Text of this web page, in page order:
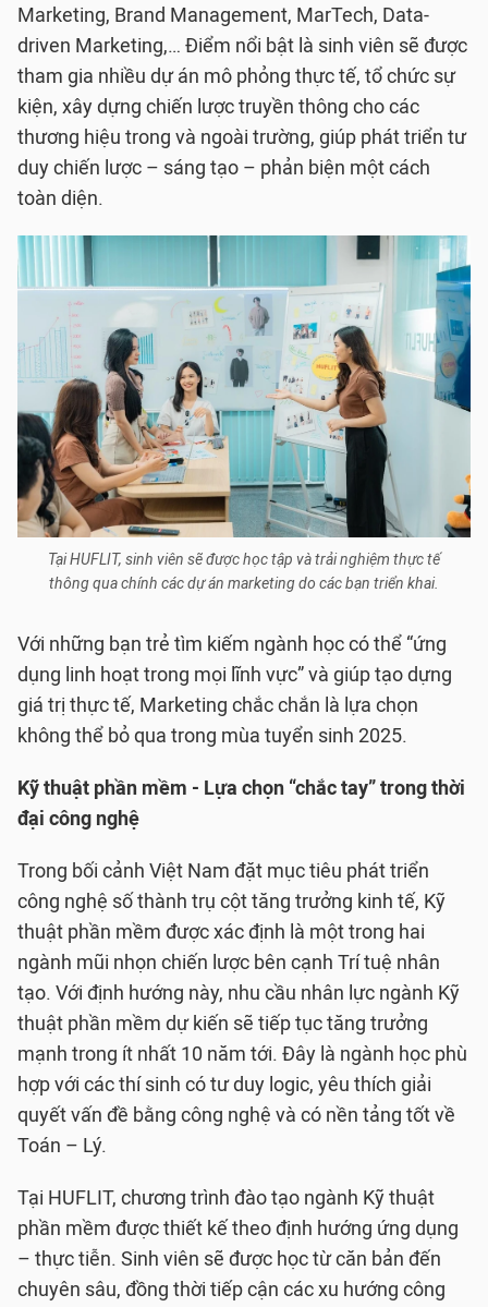
Marketing, Brand Management, MarTech, Data-
driven Marketing,… Điểm nổi bật là sinh viên sẽ được
tham gia nhiều dự án mô phỏng thực tế, tổ chức sự
kiện, xây dựng chiến lược truyền thông cho các
thương hiệu trong và ngoài trường, giúp phát triển tư
duy chiến lược – sáng tạo – phản biện một cách
toàn diện.
Tại HUFLIT, sinh viên sẽ được học tập và trải nghiệm thực tế
thông qua chính các dự án marketing do các bạn triển khai.
Với những bạn trẻ tìm kiếm ngành học có thể “ứng
dụng linh hoạt trong mọi lĩnh vực” và giúp tạo dựng
giá trị thực tế, Marketing chắc chắn là lựa chọn
không thể bỏ qua trong mùa tuyển sinh 2025.
Kỹ thuật phần mềm - Lựa chọn “chắc tay” trong thời
đại công nghệ
Trong bối cảnh Việt Nam đặt mục tiêu phát triển
công nghệ số thành trụ cột tăng trưởng kinh tế, Kỹ
thuật phần mềm được xác định là một trong hai
ngành mũi nhọn chiến lược bên cạnh Trí tuệ nhân
tạo. Với định hướng này, nhu cầu nhân lực ngành Kỹ
thuật phần mềm dự kiến sẽ tiếp tục tăng trưởng
mạnh trong ít nhất 10 năm tới. Đây là ngành học phù
hợp với các thí sinh có tư duy logic, yêu thích giải
quyết vấn đề bằng công nghệ và có nền tảng tốt về
Toán – Lý.
Tại HUFLIT, chương trình đào tạo ngành Kỹ thuật
phần mềm được thiết kế theo định hướng ứng dụng
– thực tiễn. Sinh viên sẽ được học từ căn bản đến
chuyên sâu, đồng thời tiếp cận các xu hướng công